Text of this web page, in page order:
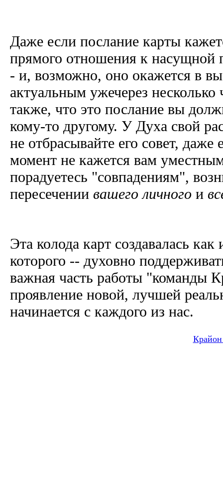
Даже если послание карты
прямого отношения к насущной
- и, возможно, оно окажется в
актуальным ужечерез
также, что это послание вы
кому-то другому. У Духа свой
не отбрасывайте его совет,
момент не кажется вам
порадуетесь "совпадениям",
пересечении вашего личного и
Эта колода карт создавалась
которого -- духовно
важная часть работы "команды
проявление новой, лучшей
начинается с каждого из нас.
Крайон